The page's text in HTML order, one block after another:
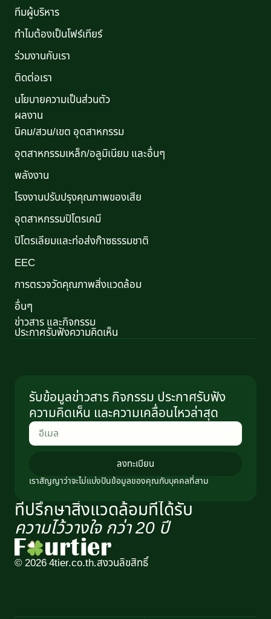
ทีมผู้บริหาร
ทำไมต้องเป็นโฟร์เทียร์
ร่วมงานกับเรา
ติดต่อเรา
นโยบายความเป็นส่วนตัว
ผลงาน
นิคม/สวน/เขต อุตสาหกรรม
อุตสาหกรรมเหล็ก/อลูมิเนียม และอื่นๆ
พลังงาน
โรงงานปรับปรุงคุณภาพของเสีย
อุตสาหกรรมปิโตรเคมี
ปิโตรเลียมและท่อส่งก๊าซธรรมชาติ
EEC
การตรวจวัดคุณภาพสิ่งแวดล้อม
อื่นๆ
ข่าวสาร และกิจกรรม
ประกาศรับฟังความคิดเห็น
ที่ปรึกษาสิ่งแวดล้อมที่ได้รับ
ความไว้วางใจ กว่า 20 ปี​
© 2026 4tier.co.th.สงวนลิขสิทธิ์
รับข้อมูลข่าวสาร กิจกรรม ประกาศรับฟัง
ความคิดเห็น และความเคลื่อนไหวล่าสุด
ลงทะเบียน
เราสัญญาว่าจะไม่แบ่งปันข้อมูลของคุณกับบุคคลที่สาม